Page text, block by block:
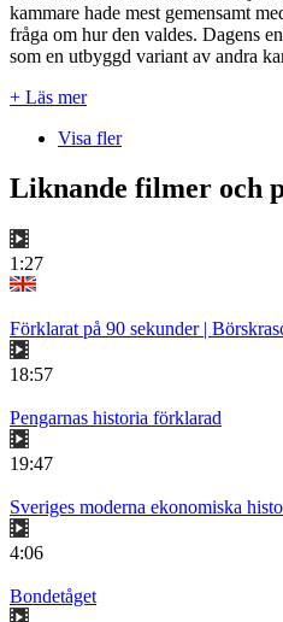
kammare hade mest gemensamt
fråga om hur den valdes. Dagens
som en utbyggd variant av andra
+ Läs mer
Visa fler
Liknande filmer och
1:27
Förklarat på 90 sekunder |
18:57
Pengarnas historia förklarad
19:47
Sveriges moderna ekonomiska
4:06
Bondetåget